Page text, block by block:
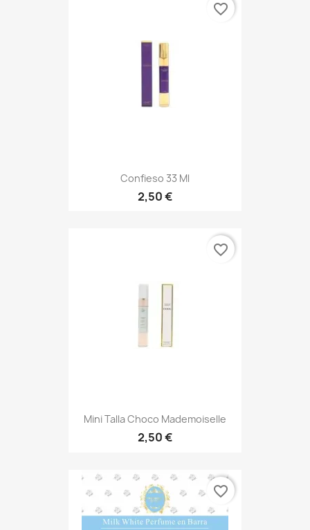
Confieso 33 Ml
2,50 €
favorite_border
Mini Talla Choco Mademoiselle
2,50 €
favorite_border
favorite_border